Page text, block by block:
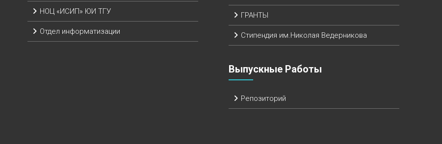
НОЦ «ИСИП» ЮИ ТГУ
Отдел информатизации
ГРАНТЫ
Стипендия им.Николая Ведерникова
Выпускные Работы
Репозиторий